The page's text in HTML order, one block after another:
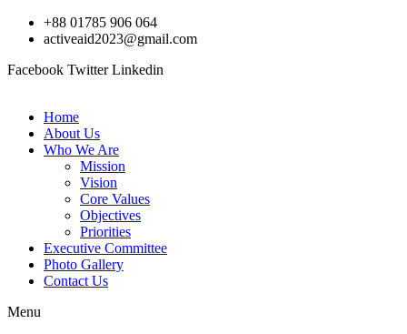
Skip
+88 01785 906 064
activeaid2023@gmail.com
Facebook Twitter Linkedin
Home
About Us
Who We Are
Mission
Vision
Core Values
Objectives
Priorities
Executive Committee
Photo Gallery
Contact Us
Menu